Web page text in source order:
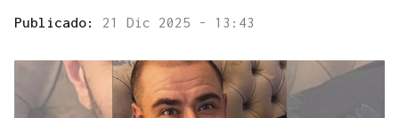
Publicado: 21 Dic 2025 - 13:43